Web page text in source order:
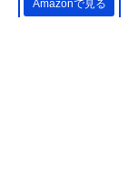
Amazonで見る